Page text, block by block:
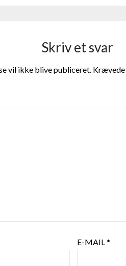
Skriv et svar
vil ikke blive publiceret. Krævede
E-MAIL*